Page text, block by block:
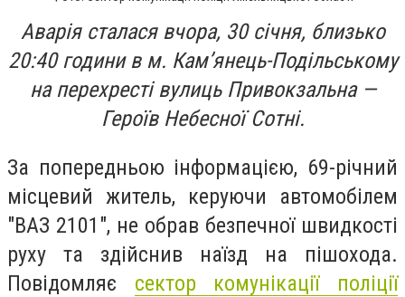
Аварія сталася вчора, 30 січня, близько
20:40 години в м. Кам’янець-Подільському
на перехресті вулиць Привокзальна —
Героїв Небесної Сотні.
За попередньою інформацією, 69-річний
місцевий житель, керуючи автомобілем
"ВАЗ 2101", не обрав безпечної швидкості
руху та здійснив наїзд на пішохода.
Повідомляє сектор комунікації поліції